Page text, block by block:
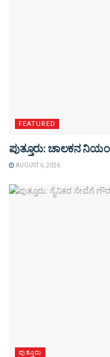
FEATURED
ಪುತ್ತೂರು: ಚಾಲಕನ
AUGUST 6, 2026
ಪುತ್ತೂರು